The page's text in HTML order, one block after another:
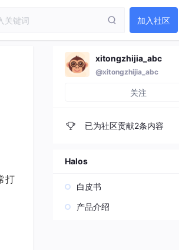
加入社区
打
xitongzhijia_abc
@xitongzhijia_abc
关注
已为社区贡献2条内容
Halos
白皮书
产品介绍